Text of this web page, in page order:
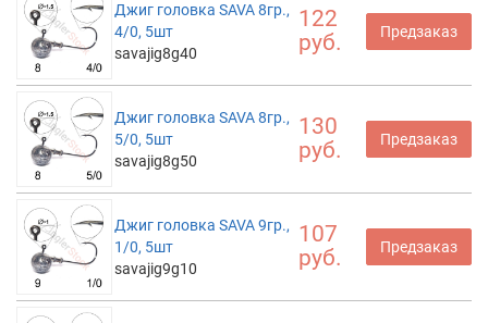
Джиг головка SAVA 8гр.,
4/0, 5шт
savajig8g40
122
руб.
Предзаказ
Джиг головка SAVA 8гр.,
5/0, 5шт
savajig8g50
130
руб.
Предзаказ
Джиг головка SAVA 9гр.,
1/0, 5шт
savajig9g10
107
руб.
Предзаказ